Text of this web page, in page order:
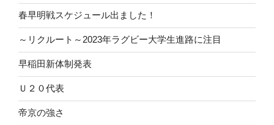
春早明戦スケジュール出ました！
～リクルート～2023年ラグビー大学生進路に注目
早稲田新体制発表
Ｕ２０代表
帝京の強さ